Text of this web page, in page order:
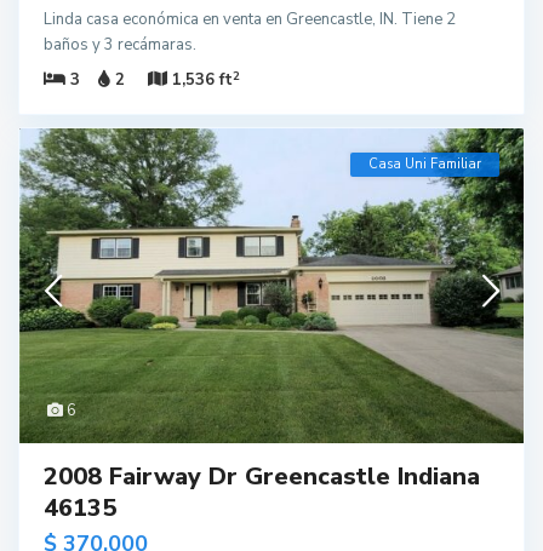
Linda casa económica en venta en Greencastle, IN. Tiene 2
baños y 3 recámaras.
3
2 1,536 ft2
6
Casa Uni Familiar
2008 Fairway Dr Greencastle Indiana
46135
$ 370,000